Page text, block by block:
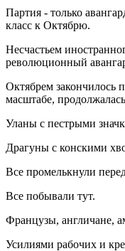
Партия - только
класс к Октябрю.
Несчастьем
революционный
Октябрем закончилось
масштабе,
Уланы с пестрыми
Драгуны с конскими
Все промелькнули
Все побывали тут.
Французы, англичане,
Усилиями рабочих и